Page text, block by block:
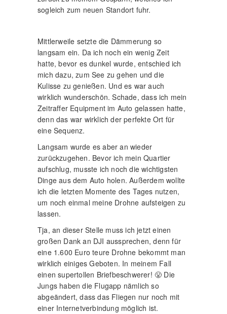
sogleich zum neuen Standort fuhr.
Mittlerweile setzte die Dämmerung so
langsam ein. Da ich noch ein wenig Zeit
hatte, bevor es dunkel wurde, entschied ich
mich dazu, zum See zu gehen und die
Kulisse zu genießen. Und es war auch
wirklich wunderschön. Schade, dass ich mein
Zeitraffer Equipment im Auto gelassen hatte,
denn das war wirklich der perfekte Ort für
eine Sequenz.
Langsam wurde es aber an wieder
zurückzugehen. Bevor ich mein Quartier
aufschlug, musste ich noch die wichtigsten
Dinge aus dem Auto holen. Außerdem wollte
ich die letzten Momente des Tages nutzen,
um noch einmal meine Drohne aufsteigen zu
lassen.
Tja, an dieser Stelle muss ich jetzt einen
großen Dank an DJI aussprechen, denn für
eine 1.600 Euro teure Drohne bekommt man
wirklich einiges Geboten. In meinem Fall
einen supertollen Briefbeschwerer! 😤 Die
Jungs haben die Flugapp nämlich so
abgeändert, dass das Fliegen nur noch mit
einer Internetverbindung möglich ist.